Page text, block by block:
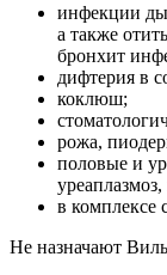
инфекции
а также
бронхит
дифтерия в
коклюш;
рожа,
половые и
уреаплазмоз,
в комплексе
Не назначают